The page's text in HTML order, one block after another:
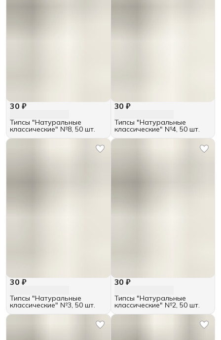
30 ₽
Типсы "Натуральные
классические" №8, 50 шт.
30 ₽
Типсы "Натуральные
классические" №4, 50 шт.
30 ₽
Типсы "Натуральные
классические" №3, 50 шт.
30 ₽
Типсы "Натуральные
классические" №2, 50 шт.